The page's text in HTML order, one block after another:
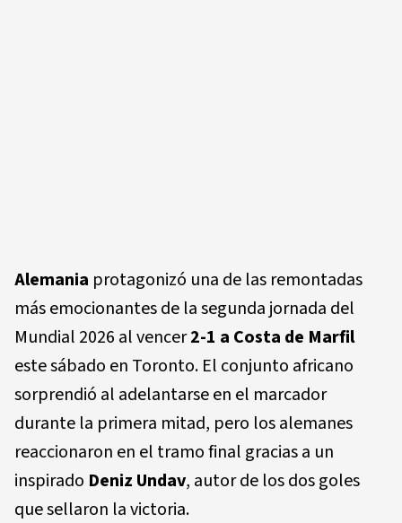
Alemania protagonizó una de las remontadas
más emocionantes de la segunda jornada del
Mundial 2026 al vencer2-1 a Costa de Marfil
este sábado en Toronto. El conjunto africano
sorprendió al adelantarse en el marcador
durante la primera mitad, pero los alemanes
reaccionaron en el tramo final gracias a un
inspirado Deniz Undav, autor de los dos goles
que sellaron la victoria.